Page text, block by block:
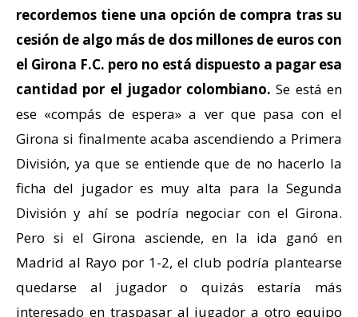
recordemos tiene una opción de compra tras su
cesión de algo más de dos millones de euros con
el Girona F.C. pero no está dispuesto a pagar esa
cantidad por el jugador colombiano. Se está en
ese «compás de espera» a ver que pasa con el
Girona si finalmente acaba ascendiendo a Primera
División, ya que se entiende que de no hacerlo la
ficha del jugador es muy alta para la Segunda
División y ahí se podría negociar con el Girona.
Pero si el Girona asciende, en la ida ganó en
Madrid al Rayo por 1-2, el club podría plantearse
quedarse al jugador o quizás estaría más
interesado en traspasar al jugador a otro equipo